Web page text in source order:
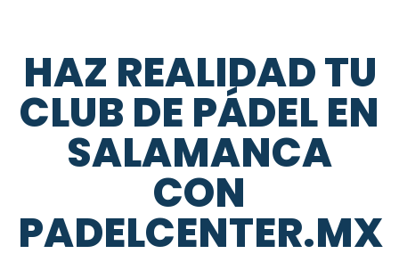
HAZ REALIDAD TU
CLUB DE PÁDEL EN
SALAMANCA
CON
PADELCENTER.MX